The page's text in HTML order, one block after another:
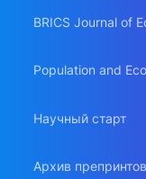
BRICS Journal of
Population and
Научный старт
Архив препринтов